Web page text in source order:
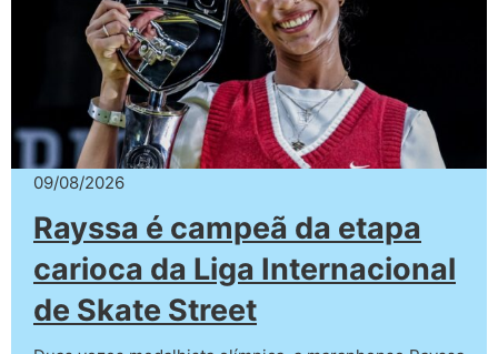
09/08/2026
Rayssa é campeã da etapa
carioca da Liga Internacional
de Skate Street